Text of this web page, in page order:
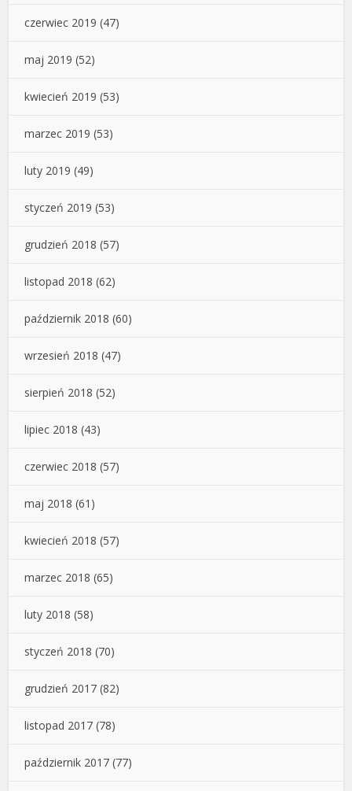
czerwiec 2019 (47)
maj 2019 (52)
kwiecień 2019 (53)
marzec 2019 (53)
luty 2019 (49)
styczeń 2019 (53)
grudzień 2018 (57)
listopad 2018 (62)
październik 2018 (60)
wrzesień 2018 (47)
sierpień 2018 (52)
lipiec 2018 (43)
czerwiec 2018 (57)
maj 2018 (61)
kwiecień 2018 (57)
marzec 2018 (65)
luty 2018 (58)
styczeń 2018 (70)
grudzień 2017 (82)
listopad 2017 (78)
październik 2017 (77)